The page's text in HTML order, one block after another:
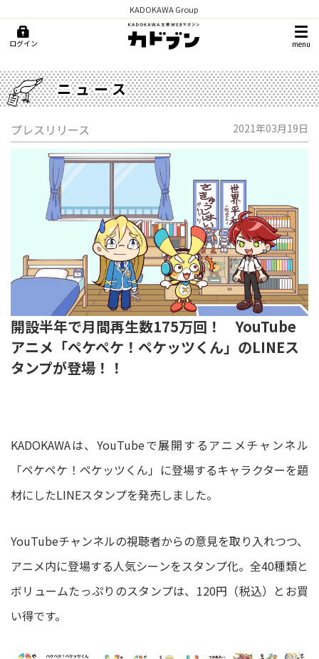
KADOKAWA Group
ログイン menu
ニュース
プレスリリース 2021年03月19日
開設半年で月間再生数175万回！ YouTube
アニメ「ペケペケ！ペケッツくん」のLINEス
タンプが登場！！
KADOKAWAは、YouTubeで展開するアニメチャンネル
「ペケペケ！ペケッツくん」に登場するキャラクターを題
材にしたLINEスタンプを発売しました。
YouTubeチャンネルの視聴者からの意見を取り入れつつ、
アニメ内に登場する人気シーンをスタンプ化。全40種類と
ボリュームたっぷりのスタンプは、120円（税込）とお買
い得です。